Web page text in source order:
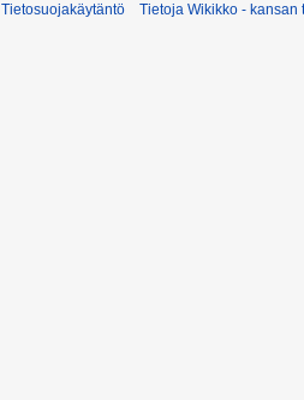
Tietosuojakäytäntö Tietoja Wikikko - kansan